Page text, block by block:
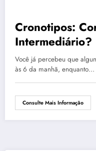
Cronotipos:
Intermediário?
Você já percebeu que
às 6 da manhã, enquanto…
Consulte Mais Informação